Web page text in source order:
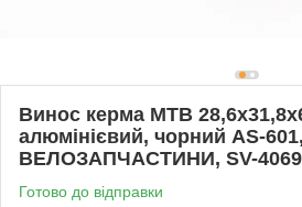
Винос керма MTB
алюмінієвий, чорний AS-601,
ВЕЛОЗАПЧАСТИНИ, SV-
Готово до відправки